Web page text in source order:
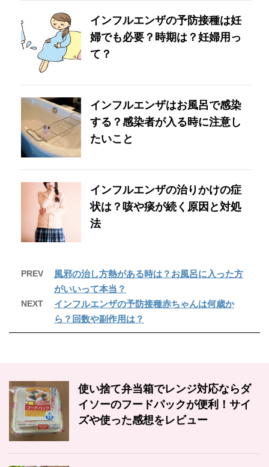
インフルエンザの予防接種は妊
婦でも必要？時期は？妊婦用っ
て？
インフルエンザはお風呂で感染
する？感染者が入る時に注意し
たいこと
インフルエンザの治りかけの症
状は？咳や痰が続く原因と対処
法
PREV
風邪の治し方熱がある時は？お風呂に入った方
がいいって本当？
NEXT
インフルエンザの予防接種赤ちゃんは何歳か
ら？回数や副作用は？
使い捨て弁当箱でレンジ対応ならダ
イソーのフードパックが便利！サイ
ズや使った感想をレビュー